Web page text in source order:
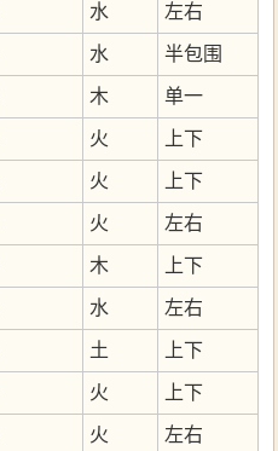
水 左右
水 半包围
木 单一
火 上下
火 上下
火 左右
木 上下
水 左右
土 上下
火 上下
火 左右